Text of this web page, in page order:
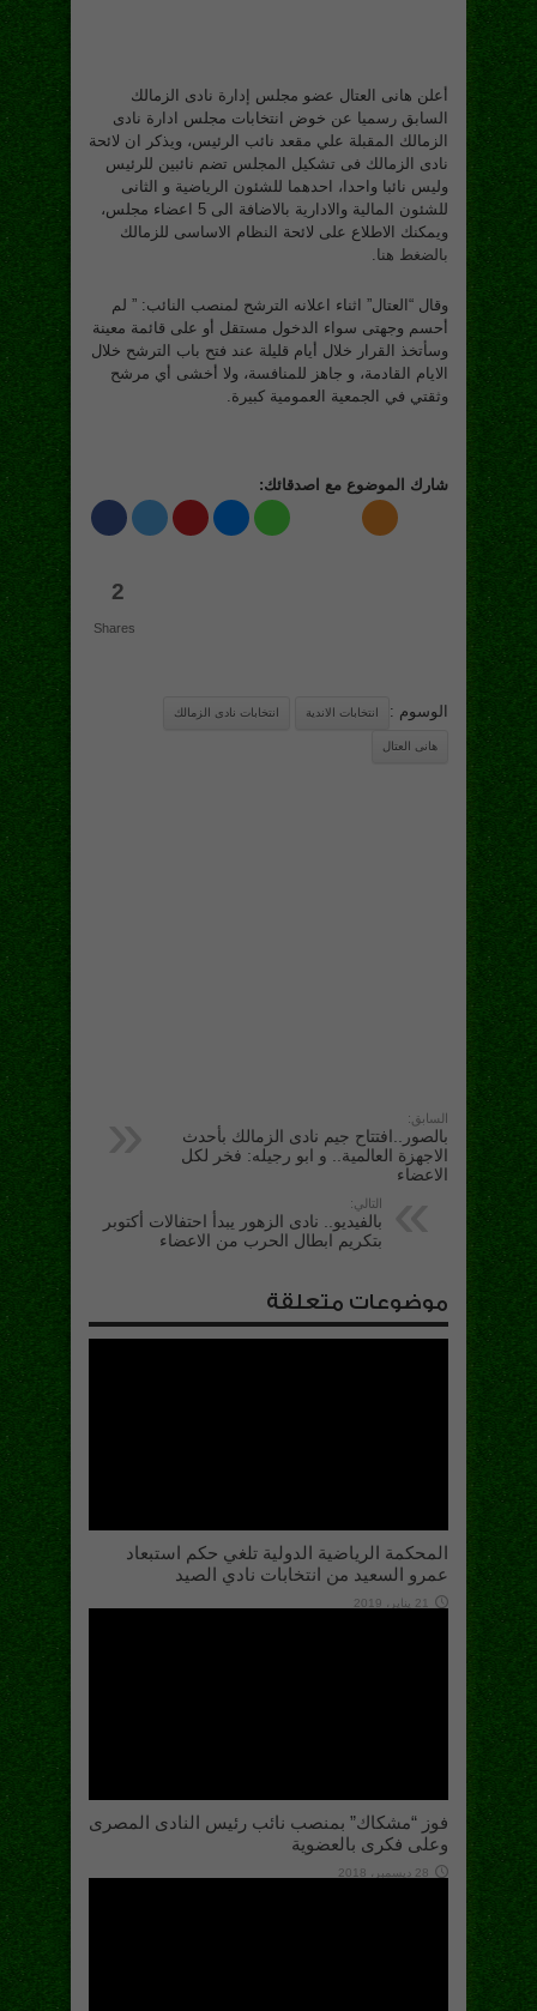
أعلن هانى العتال عضو مجلس إدارة نادى الزمالك
السابق رسميا عن خوض انتخابات مجلس ادارة نادى
الزمالك المقبلة علي مقعد نائب الرئيس، ويذكر ان لائحة
نادى الزمالك فى تشكيل المجلس تضم نائبين للرئيس
وليس نائبا واحدا، احدهما للشئون الرياضية و الثانى
للشئون المالية والادارية بالاضافة الى 5 اعضاء مجلس،
ويمكنك الاطلاع على لائحة النظام الاساسى للزمالك
بالضغط هنا
وقال “العتال” اثناء اعلانه الترشح لمنصب النائب: ” لم
أحسم وجهتى سواء الدخول مستقل أو على قائمة معينة
وسأتخذ القرار خلال أيام قليلة عند فتح باب الترشح خلال
الايام القادمة، و جاهز للمنافسة، ولا أخشى أي مرشح
وثقتي في الجمعية العمومية كبيرة.
شارك الموضوع مع اصدقائك:
2
Shares
الوسوم : انتخابات الاندية انتخابات نادى الزمالك
هانى العتال
السابق:
بالصور..افتتاح جيم نادى الزمالك بأحدث
الاجهزة العالمية.. و ابو رجيله: فخر لكل
الاعضاء
التالي:
بالفيديو.. نادى الزهور يبدأ احتفالات أكتوبر
بتكريم ابطال الحرب من الاعضاء
موضوعات متعلقة
المحكمة الرياضية الدولية تلغي حكم استبعاد
عمرو السعيد من انتخابات نادي الصيد
21 يناير، 2019
فوز “مشكاك” بمنصب نائب رئيس النادى المصرى
وعلى فكرى بالعضوية
28 ديسمبر، 2018